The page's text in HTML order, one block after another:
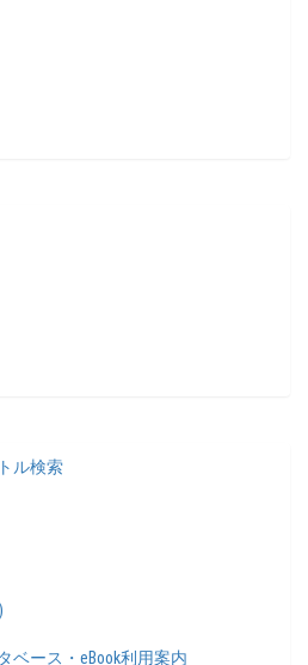
ル検索
ース・eBook利用案内